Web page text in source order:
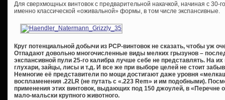
Для сверхмощных винтовок с предварительной накачкой, начиная с 30-
именно классической «оживальной» формы, в том числе экспансивные.
Круг потенциальной добычи из PCP-винтовок не сказать, чтобы уж
Отпадают довольно многочисленные виды мелких грызунов –
экспансивной пули 25-го калибра лучше себе не представлять. На
глухари, зайцы, лисы и т.д. И все же при выборе целей не стоит
Немногие её представители по мощи достигают даже уровня
воспламенения .22LR (не путать с «.223 Rem» и им подобными).
применения этих винтовок, выдающих под 150 джоулей, в «Перечне
мало-мальски крупного животного.